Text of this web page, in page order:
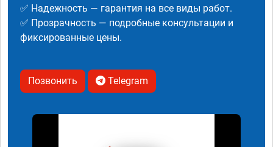
✅ Надежность — гарантия на все виды работ.
✅ Прозрачность — подробные консультации и
фиксированные цены.
Позвонить Telegram